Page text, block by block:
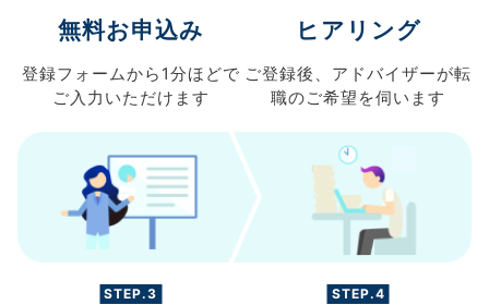
無料お申込み
登録フォームから 1分ほどで
ご入力 いただけます
ヒアリング
ご登録後、 アドバイザーが転
職のご希望を伺います
STEP.3 STEP.4